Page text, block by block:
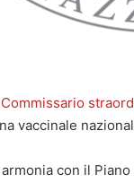
vaccinale
con il